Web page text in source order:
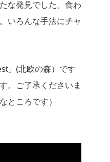
な発見でした。食わ
いろんな手法にチャ
」(北欧の森）です
。ご了承くださいま
ところです）